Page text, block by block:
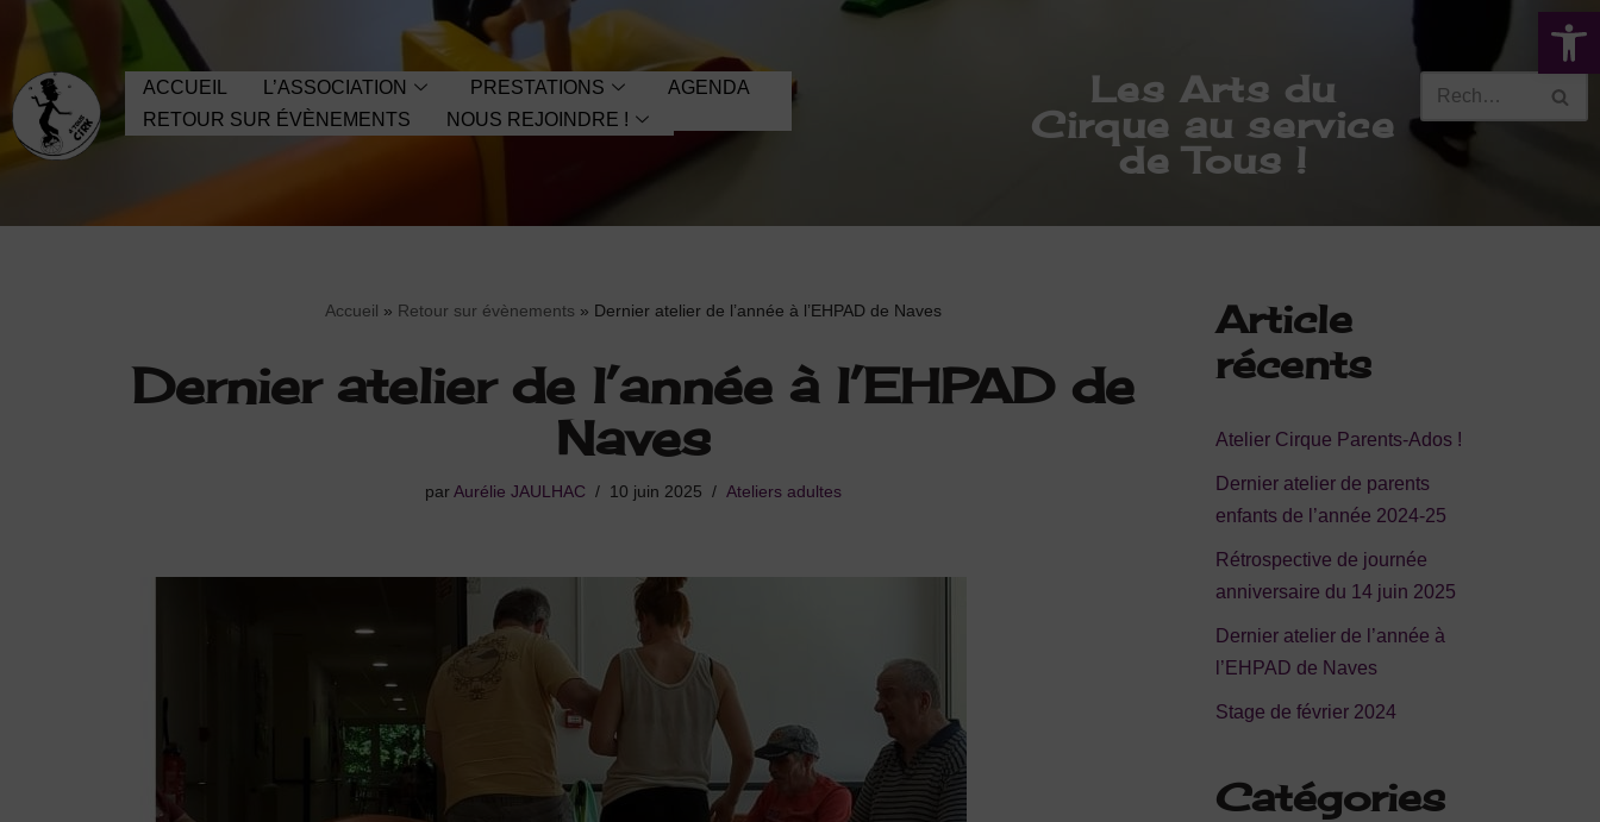
Ouvrir
au
contenu
ACCUEIL L’ASSOCIATION PRESTATIONS
AGENDA
RETOUR SUR ÉVÈNEMENTS
NOUS REJOINDRE !
Les Arts du
Cirque au service
de Tous !
Accueil » Retour sur évènements » Dernier atelier de l’année à l’EHPAD de Naves
Dernier atelier de l’année à l’EHPAD de
Naves
parAurélie JAULHAC 10 juin 2025 Ateliers adultes
Article
récents
Atelier Cirque Parents-Ados !
Dernier atelier de parents
enfants de l’année 2024-25
Rétrospective de journée
anniversaire du 14 juin 2025
Dernier atelier de l’année à
l’EHPAD de Naves
Stage de février 2024
Catégories